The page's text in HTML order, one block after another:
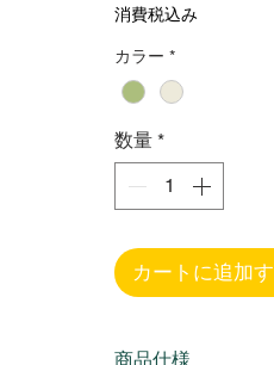
消費税込み
カラー *
数量 *
カートに追加
商品仕様